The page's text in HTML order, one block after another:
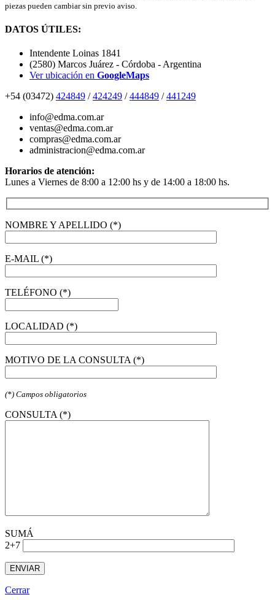
piezas pueden cambiar sin previo aviso.
DATOS ÚTILES:
Intendente Loinas 1841
(2580) Marcos Juárez - Córdoba - Argentina
Ver ubicación en GoogleMaps
+54 (03472) 424849 /424249 /444849 /441249
info@edma.com.ar
ventas@edma.com.ar
compras@edma.com.ar
administracion@edma.com.ar
Horarios de atención:
Lunes a Viernes de 8:00 a 12:00 hs y de 14:00 a 18:00 hs.
NOMBRE Y APELLIDO (*)
E-MAIL (*)
TELÉFONO (*)
LOCALIDAD (*)
MOTIVO DE LA CONSULTA (*)
(*) Campos obligatorios
CONSULTA (*)
SUMÁ
2+7
Cerrar